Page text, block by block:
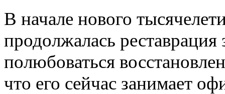
В начале нового
продолжалась
полюбоваться
что его сейчас занимает